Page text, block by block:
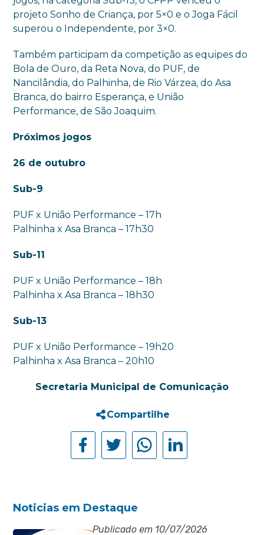
projeto Sonho de Criança, por 5×0 e o Joga Fácil
superou o Independente, por 3×0.
Também participam da competição as equipes do
Bola de Ouro, da Reta Nova, do PUF, de
Nancilândia, do Palhinha, de Rio Várzea, do Asa
Branca, do bairro Esperança, e União
Performance, de São Joaquim.
Próximos jogos
26 de outubro
Sub-9
PUF x União Performance – 17h
Palhinha x Asa Branca – 17h30
Sub-11
PUF x União Performance – 18h
Palhinha x Asa Branca – 18h30
Sub-13
PUF x União Performance – 19h20
Palhinha x Asa Branca – 20h10
Secretaria Municipal de Comunicação
Compartilhe
Noticias em Destaque
Publicado em 10/07/2026